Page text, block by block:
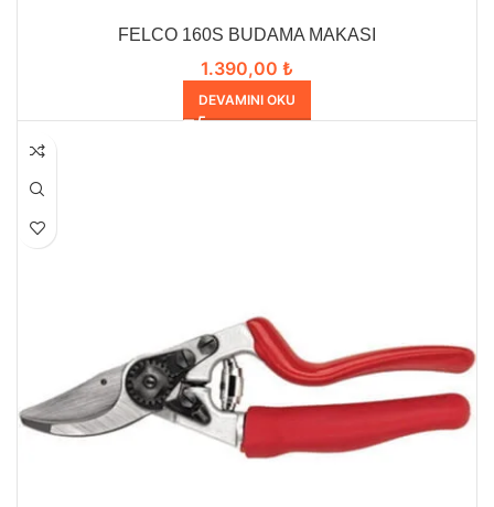
FELCO 160S BUDAMA MAKASI
1.390,00 ₺
DEVAMINI OKU